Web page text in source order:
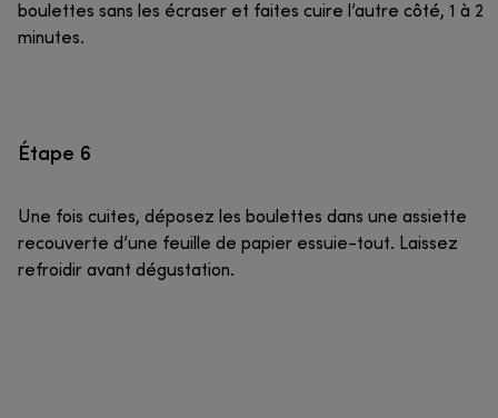
boulettes sans les écraser et faites cuire l’autre côté, 1 à 2
minutes.
Étape 6
Une fois cuites, déposez les boulettes dans une assiette
recouverte d’une feuille de papier essuie-tout. Laissez
refroidir avant dégustation.